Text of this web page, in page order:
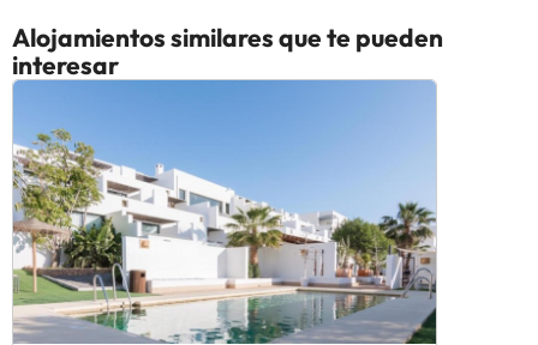
Alojamientos similares que te pueden
interesar